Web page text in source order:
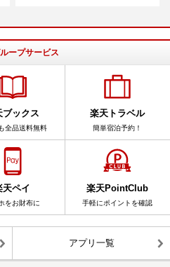
ープサービス
ブックス
全品送料無料
楽天トラベル
簡単宿泊予約！
天ペイ
をお財布に
楽天PointClub
手軽にポイントを確認
アプリ一覧